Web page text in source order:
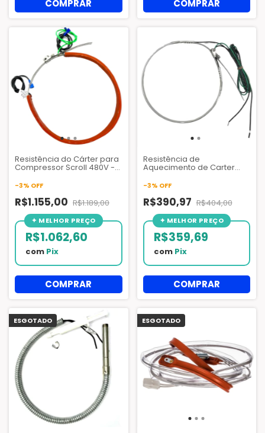
Resistência do Cárter para
Compressor Scroll 480V -
100W
-3% OFF
R$1.155,00 R$1.189,00
R$1.062,60
com Pix
Resistência de
Aquecimento de Carter
ZB58-ZB114 Copeland -
918004701
-3% OFF
R$390,97 R$404,00
R$359,69
com Pix
ESGOTADO ESGOTADO